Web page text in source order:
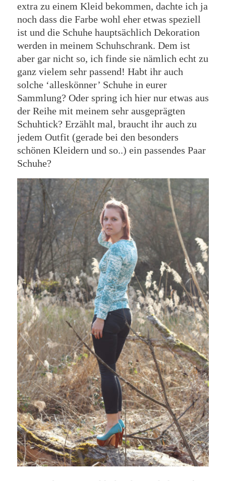
extra zu einem Kleid bekommen, dachte ich ja
noch dass die Farbe wohl eher etwas speziell
ist und die Schuhe hauptsächlich Dekoration
werden in meinem Schuhschrank. Dem ist
aber gar nicht so, ich finde sie nämlich echt zu
ganz vielem sehr passend! Habt ihr auch
solche ‘alleskönner’ Schuhe in eurer
Sammlung? Oder spring ich hier nur etwas aus
der Reihe mit meinem sehr ausgeprägten
Schuhtick? Erzählt mal, braucht ihr auch zu
jedem Outfit (gerade bei den besonders
schönen Kleidern und so..) ein passendes Paar
Schuhe?